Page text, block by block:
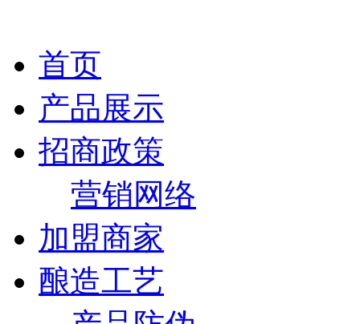
首页
产品展示
招商政策
营销网络
加盟商家
酿造工艺